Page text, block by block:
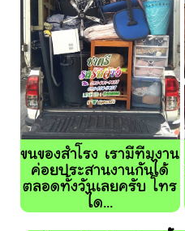
ขนของสำโรง เรามีทีมงาน
ค่อยประสานงานกันได้
ตลอดทั้งวันเลยครับ โทร
ได...